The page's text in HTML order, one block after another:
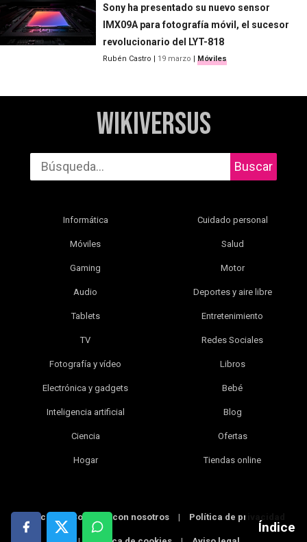
Sony ha presentado su nuevo sensor
IMX09A para fotografía móvil, el sucesor
revolucionario del LYT-818
Rubén Castro | 19 marzo | Móviles
Índice
WikiVersus
Buscar
Informática
Móviles
Gaming
Audio
Tablets
TV
Fotografía y vídeo
Electrónica y gadgets
Inteligencia artificial
Ciencia
Hogar
Cuidado personal
Salud
Motor
Deportes y aire libre
Entretenimiento
Redes Sociales
Libros
Bebé
Blog
Ofertas
Tiendas online
Índice Contacta con nosotros | Política de privacidad